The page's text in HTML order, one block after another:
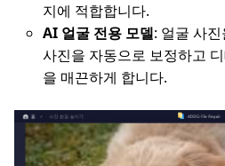
지에 적합합니다.
AI 얼굴 전용 모델: 얼굴 사
사진을 자동으로 보정하고
을 매끈하게 합니다.